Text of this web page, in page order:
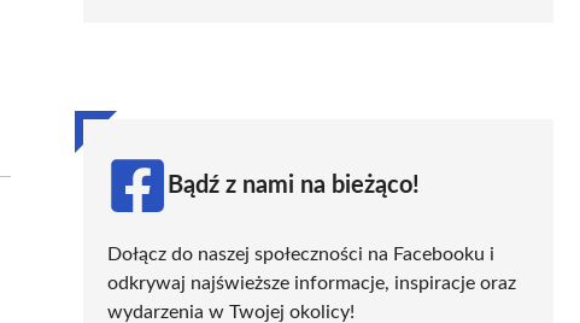
Bądź z nami na bieżąco!
Dołącz do naszej społeczności na Facebooku i
odkrywaj najświeższe informacje, inspiracje oraz
wydarzenia w Twojej okolicy!